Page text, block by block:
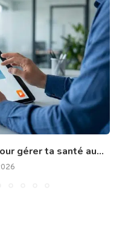
gérer ta santé au...